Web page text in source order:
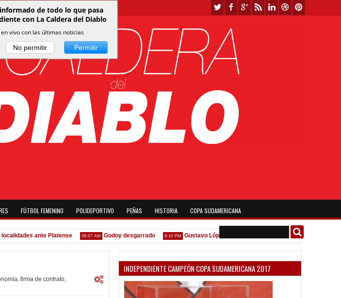
FÚTBOL FEMENINO POLIDEPORTIVO PEÑAS HISTORIA COPA SUDAMERICANA
ante Platense 09:07 AM Godoy desgarrado 8:10 PM Gustavo López: "La diferencia entre Vélez e Independiente
, firma de contrato,
INDEPENDIENTE CAMPEÓN COPA SUDAMERICANA 2017
de todo lo que pasa
con La Caldera del Diablo
vivo con las últimas noticias
No permitir Permitir